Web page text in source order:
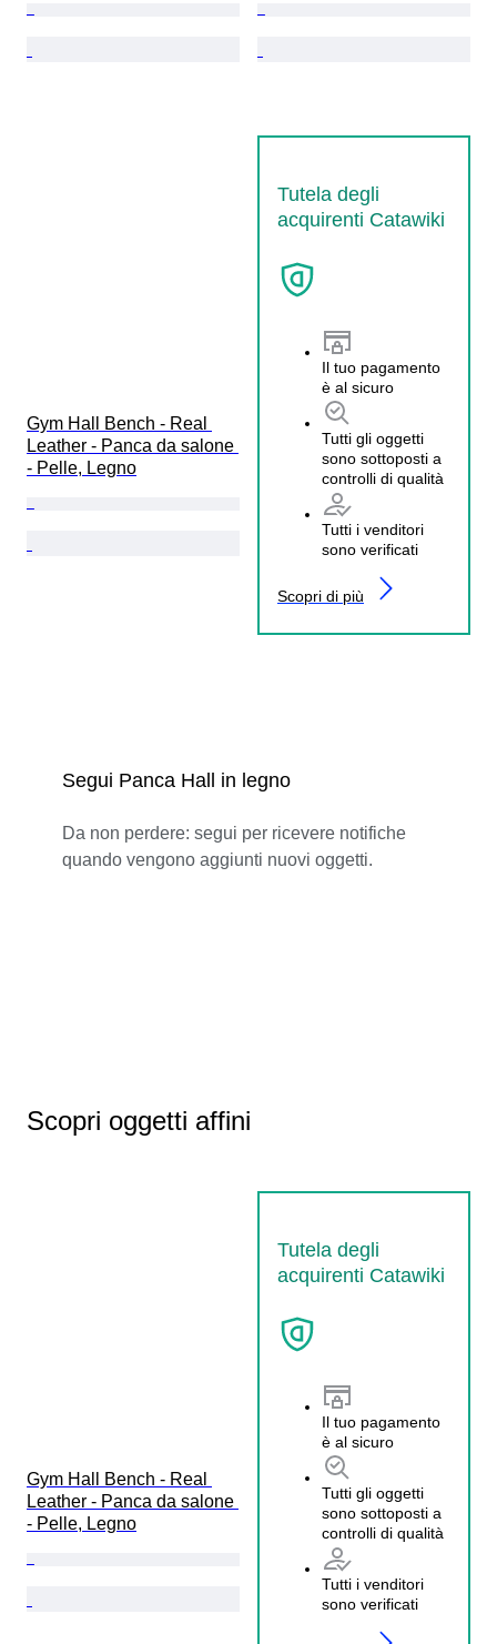
Gym Hall Bench - Real
Leather - Panca da salone
- Pelle, Legno
Tutela degli
acquirenti Catawiki
Il tuo pagamento
è al sicuro
Tutti gli oggetti
sono sottoposti a
controlli di qualità
Tutti i venditori
sono verificati
Scopri di più
Segui Panca Hall in legno
Da non perdere: segui per ricevere notifiche
quando vengono aggiunti nuovi oggetti.
Scopri oggetti affini
Tutela degli
acquirenti Catawiki
Il tuo pagamento
è al sicuro
Tutti gli oggetti
sono sottoposti a
controlli di qualità
Tutti i venditori
sono verificati
Gym Hall Bench - Real
Leather - Panca da salone
- Pelle, Legno